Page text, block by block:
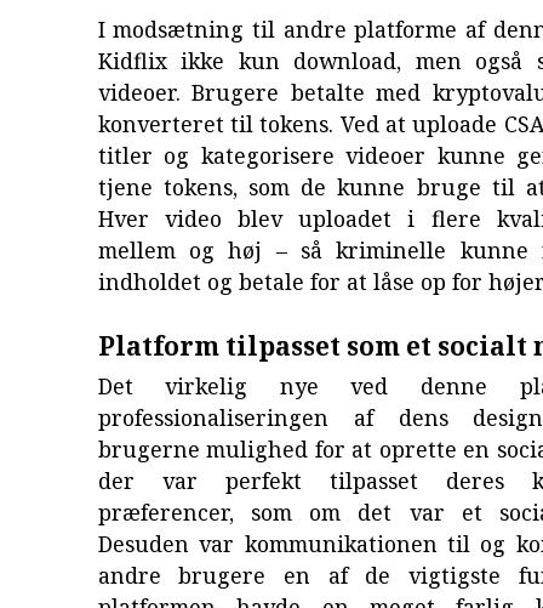
I modsætning til andre platforme af
Kidflix ikke kun download, men også
videoer. Brugere betalte med
konverteret til tokens. Ved at uploade
titler og kategorisere videoer kunne
tjene tokens, som de kunne bruge til
Hver video blev uploadet i flere
mellem og høj – så kriminelle kunne
indholdet og betale for at låse op for
Platform tilpasset som et
Det virkelig nye ved denne
professionaliseringen af dens
brugerne mulighed for at oprette en
der var perfekt tilpasset deres
præferencer, som om det var et
Desuden var kommunikationen til og
andre brugere en af de vigtigste